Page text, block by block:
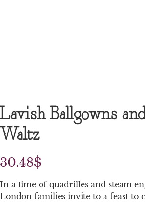
Lavish Ballgowns
Waltz
30.48$
In a time of quadrilles and steam
London families invite to a feast to